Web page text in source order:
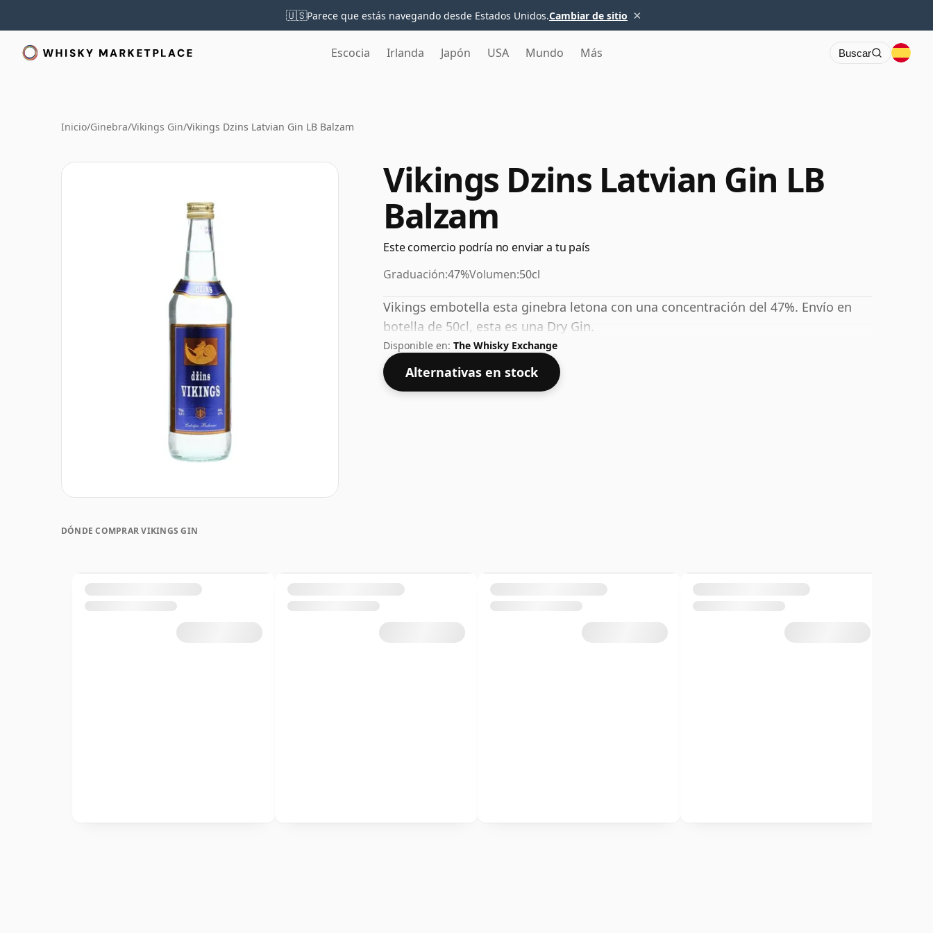
🇺🇸Parece que estás navegando desde Estados Unidos.Cambiar de sitio ×
Escocia Irlanda Japón USA Mundo Más Buscar
Inicio/Ginebra/Vikings Gin/Vikings Dzins Latvian Gin LB Balzam
Vikings Dzins Latvian Gin LB
Balzam
Este comercio podría no enviar a tu país
Graduación:47%Volumen:50cl
Vikings embotella esta ginebra letona con una concentración del 47%. Envío en
botella de 50cl, esta es una Dry Gin.
Disponible en: The Whisky Exchange
Alternativas en stock
DÓNDE COMPRAR VIKINGS GIN